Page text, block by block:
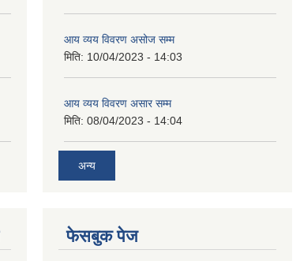
आय व्यय विवरण असोज सम्म
मिति: 10/04/2023 - 14:03
आय व्यय विवरण असार सम्म
मिति: 08/04/2023 - 14:04
अन्य
फेसबुक पेज